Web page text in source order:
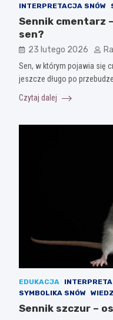
INTERPRETACJA SNÓW
Sennik cmentarz
sen?
23 lutego 2026
Sen, w którym pojawia się
jeszcze długo po
Czytaj dalej
EDUKACJA
SYMBOLIKA SNÓW
Sennik szczur –